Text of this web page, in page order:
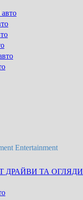
Entertainment
ДРАЙВИ ТА ОГЛЯДИ